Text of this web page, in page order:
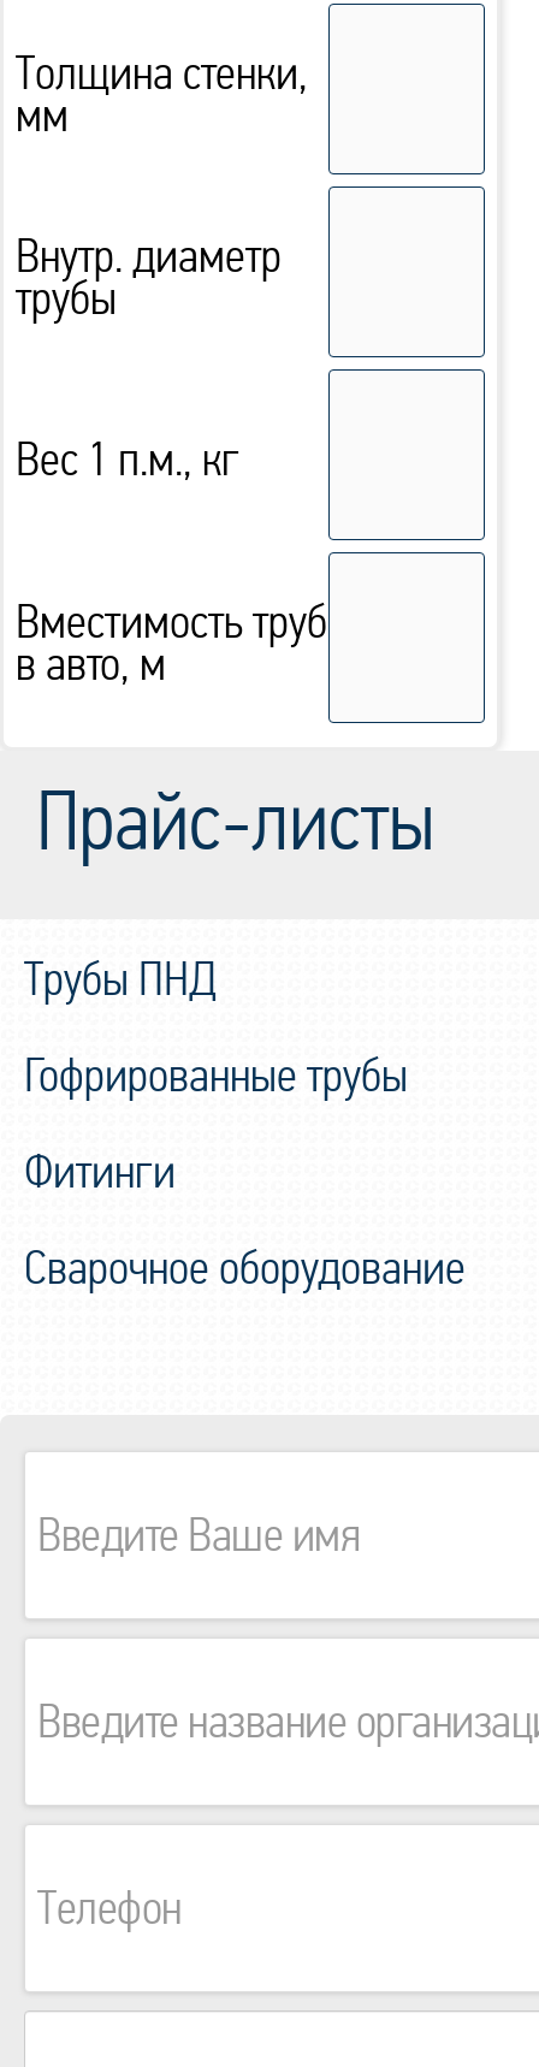
Толщина стенки,
мм
Внутр. диаметр
трубы
Вес 1 п.м., кг
Вместимость труб
в авто, м
Прайс-листы
Трубы ПНД
Гофрированные трубы
Фитинги
Сварочное оборудование